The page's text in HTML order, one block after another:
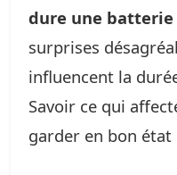
dure une
surprises
influencent la
Savoir ce qui
garder en bon